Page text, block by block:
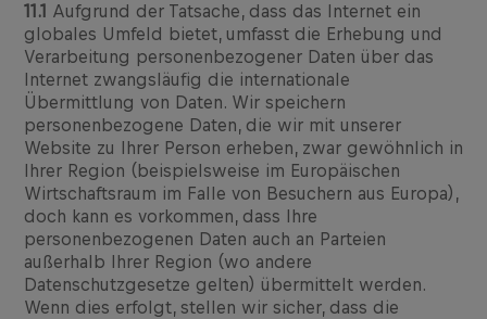
11.1 Aufgrund der Tatsache, dass das Internet ein
globales Umfeld bietet, umfasst die Erhebung und
Verarbeitung personenbezogener Daten über das
Internet zwangsläufig die internationale
Übermittlung von Daten. Wir speichern
personenbezogene Daten, die wir mit unserer
Website zu Ihrer Person erheben, zwar gewöhnlich in
Ihrer Region (beispielsweise im Europäischen
Wirtschaftsraum im Falle von Besuchern aus Europa),
doch kann es vorkommen, dass Ihre
personenbezogenen Daten auch an Parteien
außerhalb Ihrer Region (wo andere
Datenschutzgesetze gelten) übermittelt werden.
Wenn dies erfolgt, stellen wir sicher, dass die